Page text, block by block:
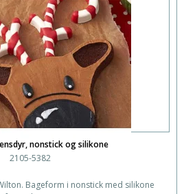
nonstick og silikone
2105-5382
Bageform i nonstick med silikone